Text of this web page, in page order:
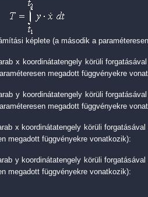
képlete (a második a
x koordinátatengely körüli
megadott függvényekre
y koordinátatengely körüli
megadott függvényekre
x koordinátatengely körüli
megadott függvényekre vonatkozik):
y koordinátatengely körüli
megadott függvényekre vonatkozik):